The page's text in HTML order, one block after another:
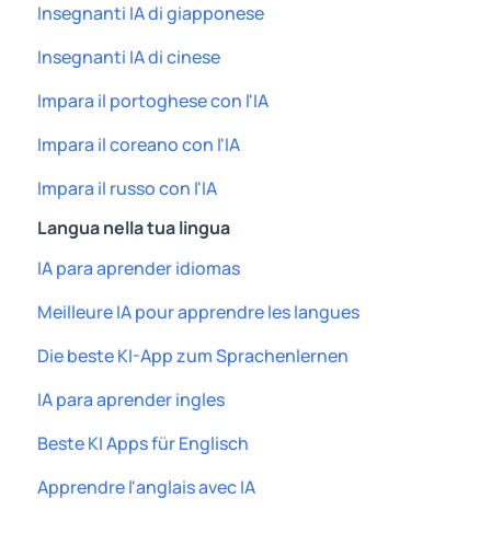
Insegnanti IA di giapponese
Insegnanti IA di cinese
Impara il portoghese con l'IA
Impara il coreano con l'IA
Impara il russo con l'IA
Langua nella tua lingua
IA para aprender idiomas
Meilleure IA pour apprendre les langues
Die beste KI-App zum Sprachenlernen
IA para aprender ingles
Beste KI Apps für Englisch
Apprendre l'anglais avec IA